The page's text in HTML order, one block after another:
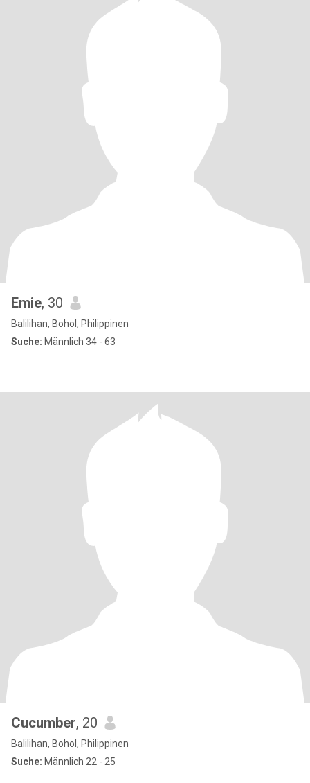
Emie, 30
Balilihan, Bohol, Philippinen
Suche: Männlich 34 - 63
Cucumber, 20
Balilihan, Bohol, Philippinen
Suche: Männlich 22 - 25